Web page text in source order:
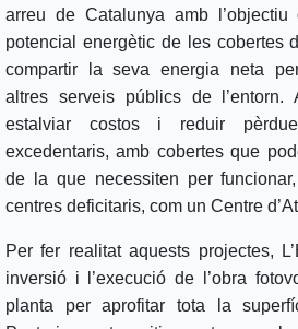
arreu de Catalunya amb l’objectiu
potencial energètic de les cobertes
compartir la seva energia neta
altres serveis públics de l’entorn.
estalviar costos i reduir
excedentaris, amb cobertes que
de la que necessiten per
centres deficitaris, com un Centre
Per fer realitat aquests projectes,
inversió i l’execució de l’obra
planta per aprofitar tota la